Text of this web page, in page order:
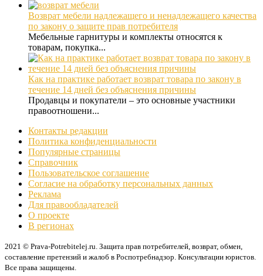
Возврат мебели надлежащего и ненадлежащего качества
по закону о защите прав потребителя
Мебельные гарнитуры и комплекты относятся к
товарам, покупка...
Как на практике работает возврат товара по закону в
течение 14 дней без объяснения причины
Продавцы и покупатели – это основные участники
правоотношени...
Контакты редакции
Политика конфиденциальности
Популярные страницы
Справочник
Пользовательское соглашение
Согласие на обработку персональных данных
Реклама
Для правообладателей
О проекте
В регионах
2021 © Prava-Potrebitelej.ru. Защита прав потребителей, возврат, обмен,
составление претензий и жалоб в Роспотребнадзор. Консультации юристов.
Все права защищены.